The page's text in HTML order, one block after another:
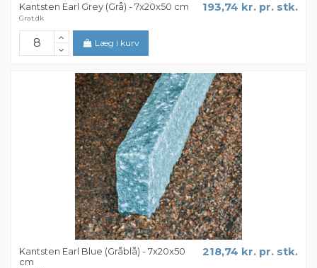
Kantsten Earl Grey (Grå) - 7x20x50 cm
Grat.dk
193,74 kr. pr. stk.
Læg i kurv
Kantsten Earl Blue (Gråblå) - 7x20x50
cm
218,74 kr. pr. stk.